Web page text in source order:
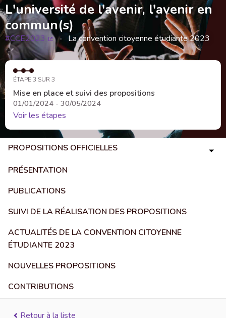
L'université de l'avenir, l'avenir en
commun(s)
#CCE2023
(Lien externe)
La convention citoyenne étudiante 2023
ÉTAPE 3 SUR 3
Mise en place et suivi des propositions
01/01/2024 - 30/05/2024
Voir les étapes
PROPOSITIONS OFFICIELLES
PRÉSENTATION
PUBLICATIONS
SUIVI DE LA RÉALISATION DES PROPOSITIONS
ACTUALITÉS DE LA CONVENTION CITOYENNE
ÉTUDIANTE 2023
NOUVELLES PROPOSITIONS
CONTRIBUTIONS
Retour à la liste